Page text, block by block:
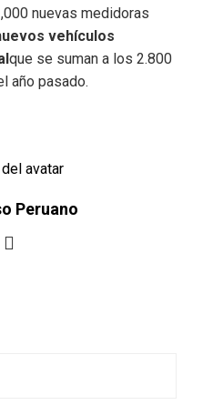
nuevas medidoras
vehículos
que se suman a los 2.800
año pasado.
Peruano